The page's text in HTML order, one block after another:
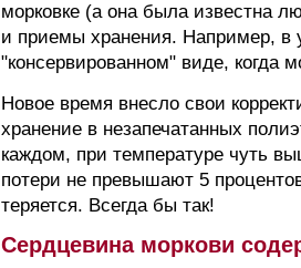
морковке (а она была известна
и приемы хранения. Например, в
"консервированном" виде, когда
Новое время внесло свои
хранение в незапечатанных
каждом, при температуре чуть
потери не превышают 5
теряется. Всегда бы так!
Сердцевина моркови